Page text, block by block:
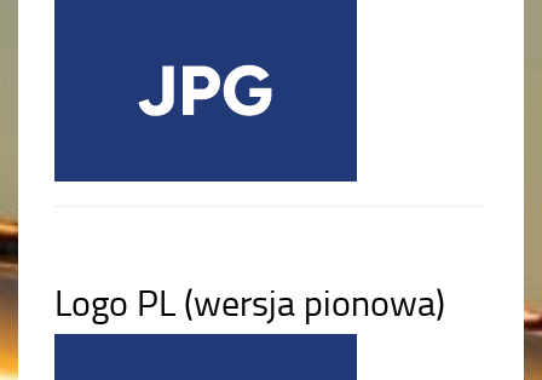
Logo PL (wersja pionowa)